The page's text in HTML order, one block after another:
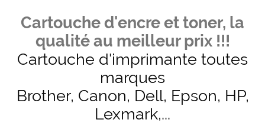
Cartouche d'encre et toner, la
qualité au meilleur prix !!!
Cartouche d'imprimante toutes
marques
Brother, Canon, Dell, Epson, HP,
Lexmark,...